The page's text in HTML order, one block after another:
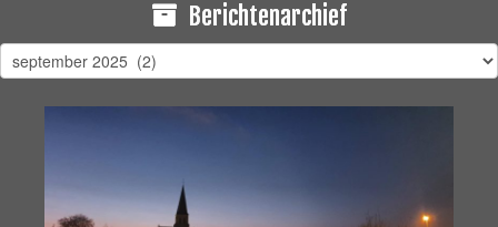
Berichtenarchief
Berichtenarchief